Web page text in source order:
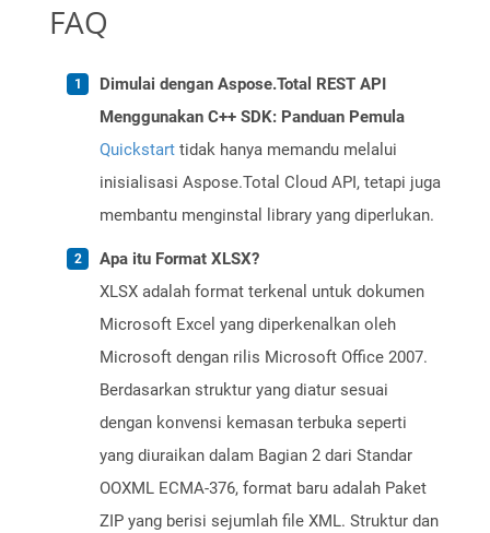
FAQ
Dimulai dengan Aspose.Total REST API
Menggunakan C++ SDK: Panduan Pemula
Quickstart tidak hanya memandu melalui
inisialisasi Aspose.Total Cloud API, tetapi juga
membantu menginstal library yang diperlukan.
Apa itu Format XLSX?
XLSX adalah format terkenal untuk dokumen
Microsoft Excel yang diperkenalkan oleh
Microsoft dengan rilis Microsoft Office 2007.
Berdasarkan struktur yang diatur sesuai
dengan konvensi kemasan terbuka seperti
yang diuraikan dalam Bagian 2 dari Standar
OOXML ECMA-376, format baru adalah Paket
ZIP yang berisi sejumlah file XML. Struktur dan